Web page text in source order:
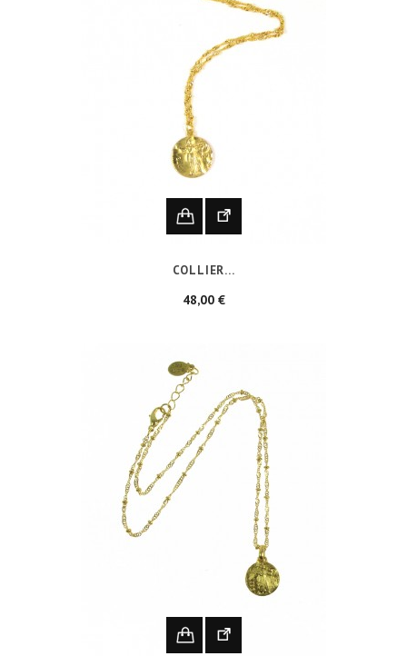
COLLIER...
48,00 €Prix